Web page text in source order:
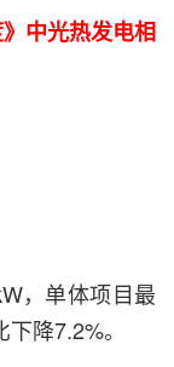
中光热发电相
，单体项目最
降7.2%。